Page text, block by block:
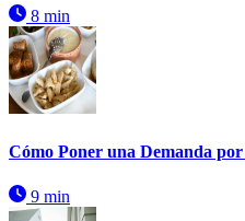
8 min
Cómo Poner una Demanda
9 min